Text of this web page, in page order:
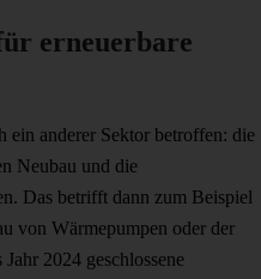
erneuerbare
ein anderer Sektor betroffen: die
Neubau und die
Das betrifft dann zum Beispiel
von Wärmepumpen oder der
2024 geschlossene